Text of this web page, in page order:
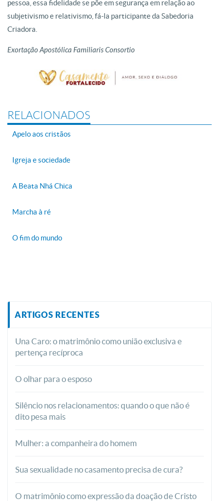
pessoa, essa fidelidade se põe em segurança em relação ao
subjetivismo e relativismo, fá-la participante da Sabedoria
Criadora.
Exortação Apostólica Familiaris Consortio
RELACIONADOS
Apelo aos cristãos
Igreja e sociedade
A Beata Nhá Chica
Marcha à ré
O fim do mundo
ARTIGOS RECENTES
Una Caro: o matrimônio como união exclusiva e
pertença recíproca
O olhar para o esposo
Silêncio nos relacionamentos: quando o que não é
dito pesa mais
Mulher: a companheira do homem
Sua sexualidade no casamento precisa de cura?
O matrimônio como expressão da doação de Cristo